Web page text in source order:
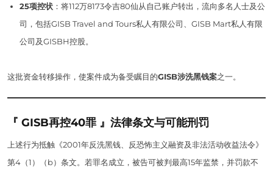
25项控状 ：将112万8173令吉80仙从自己账户转出，流向多名人士及公
司，包括GISB Travel and Tours私人有限公司、GISB Mart私人有限
公司及GISBH控股。
这批资金转移操作，使案件成为备受瞩目的GISB涉洗黑钱案之一。
『 GISB再控40罪 』法律条文与可能刑罚
上述行为抵触《2001年反洗黑钱、反恐怖主义融资及非法活动收益法令》
第4（1）（b）条文。若罪名成立，被告可被判最高15年监禁，并罚款不